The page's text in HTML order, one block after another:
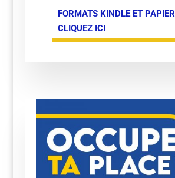
FORMATS KINDLE ET PAPIER
CLIQUEZ ICI